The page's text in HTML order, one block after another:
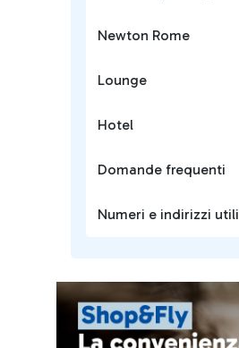
Newton Rome
Lounge
Hotel
Domande frequenti
Numeri e indirizzi utili